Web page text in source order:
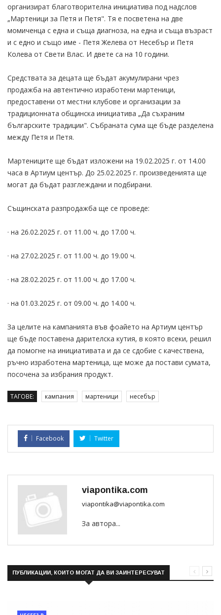
организират благотворителна инициатива под надслов
„Мартеници за Петя и Петя". Тя е посветена на две
момиченца с една и съща диагноза, на една и съща възраст
и с едно и също име - Петя Желева от Несебър и Петя
Колева от Свети Влас. И двете са на 10 години.
Средствата за децата ще бъдат акумулирани чрез
продажба на автентично изработени мартеници,
предоставени от местни клубове и организации за
традиционната общинска инициатива „Да съхраним
българските традиции". Събраната сума ще бъде разделена
между Петя и Петя.
Мартениците ще бъдат изложени на 19.02.2025 г. от 14.00
часа в Артиум център. До 25.02.2025 г. произведенията ще
могат да бъдат разглеждани и подбирани.
Същинската разпродажба ще се проведе:
· на 26.02.2025 г. от 11.00 ч. до 17.00 ч.
· на 27.02.2025 г. от 11.00 ч. до 19.00 ч.
· на 28.02.2025 г. от 11.00 ч. до 17.00 ч.
· на 01.03.2025 г. от 09.00 ч. до 14.00 ч.
За целите на кампанията във фоайето на Артиум център
ще бъде поставена дарителска кутия, в която всеки, решил
да помогне на инициативата и да се сдобие с качествена,
ръчно изработена мартеница, ще може да постави сумата,
посочена за избрания продукт.
ТАГОВЕ: кампания мартеници несебър
Facebook Twitter
viapontika.com
viapontika@viapontika.com
За автора...
ПУБЛИКАЦИИ, КОИТО МОГАТ ДА ВИ ЗАИНТЕРЕСУВАТ